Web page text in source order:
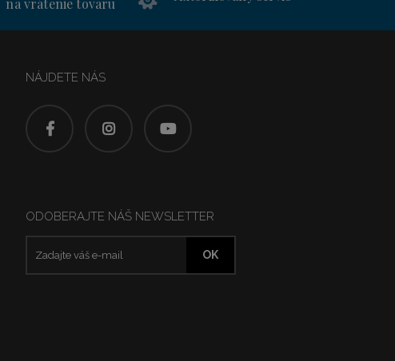
na vrátenie tovaru
NÁJDETE NÁS
ODOBERAJTE NÁŠ NEWSLETTER